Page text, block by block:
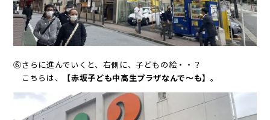
⑥さらに進んでいくと、右側に、子どもの絵・・？
こちらは、
【赤坂子ども中高生プラザなんで～も】。